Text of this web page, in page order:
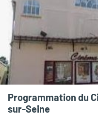
Programmation du
sur-Seine